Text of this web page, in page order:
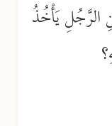
الرَّجُلِ يَأْخُذُ